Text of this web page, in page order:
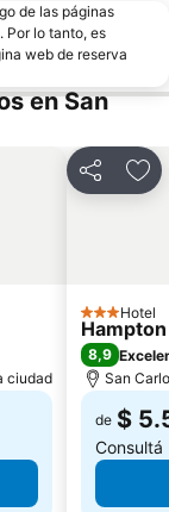
de las páginas
Por lo tanto, es
web de reserva
en San
ciudad
Compartir
3 Estrellas
Hotel
8,9
San
de $